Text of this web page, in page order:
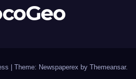
Theme: Newspaperex by Themeansar.